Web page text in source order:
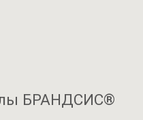
БРАНДСИС®